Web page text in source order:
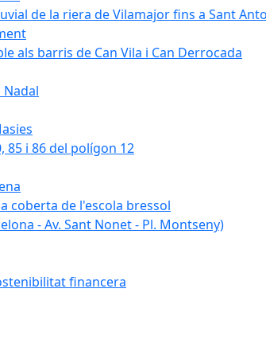
de la riera de Vilamajor fins a Sant
als barris de Can Vila i Can Derrocada
Nadal
85 i 86 del polígon 12
coberta de l'escola bressol
- Av. Sant Nonet - Pl. Montseny)
financera